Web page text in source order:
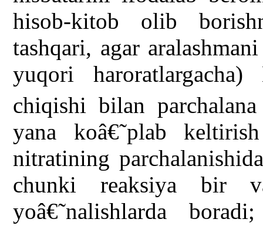
hisob-kitob olib
tashqari, agar
yuqori haroratlargacha)
chiqishi bilan
yana koâ€˜plab
nitratining
chunki reaksiya bir
yoâ€˜nalishlarda